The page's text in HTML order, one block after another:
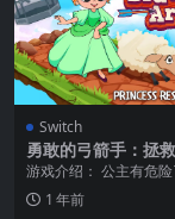
Switch
勇敢的弓箭手：拯
器|Brave Bow
ess Rescue
游戏介绍： 公主有危
尔，射击绳子并拯救公
的准确性技能并用真实...
1 年前